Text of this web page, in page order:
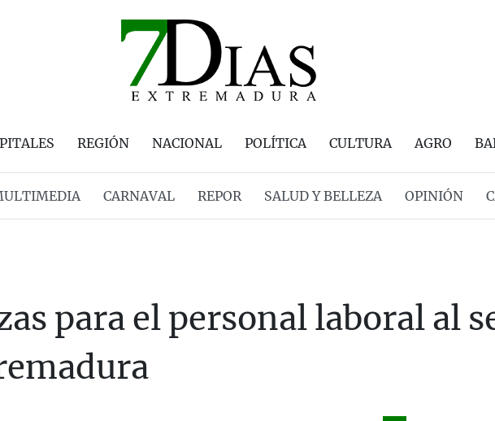
REGIÓN NACIONAL POLÍTICA CULTURA AGRO
CARNAVAL REPOR SALUD Y BELLEZA OPINIÓN
para el personal laboral al